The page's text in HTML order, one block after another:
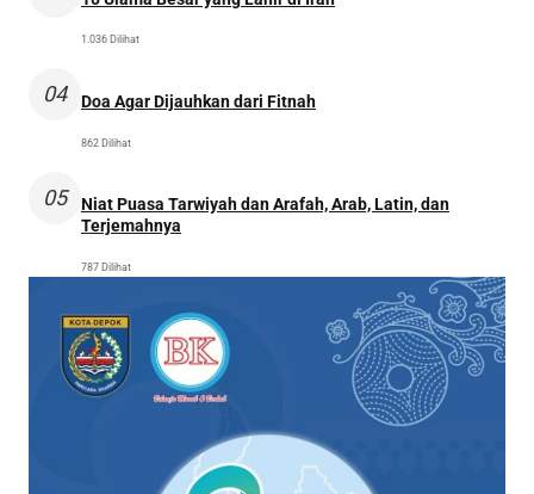
1.036 Dilihat
04 Doa Agar Dijauhkan dari Fitnah
862 Dilihat
05
Niat Puasa Tarwiyah dan Arafah, Arab, Latin, dan
Terjemahnya
787 Dilihat